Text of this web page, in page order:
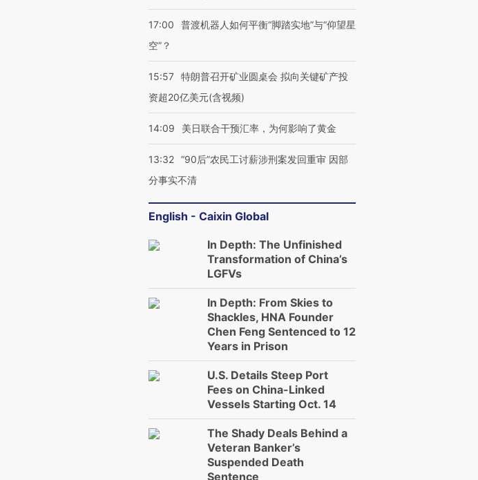
17:00
普渡机器人如何平衡“脚踏实地”与“仰望星
空”？
15:57 特朗普召开矿业圆桌会 拟向关键矿产投
资超20亿美元(含视频)
14:09 美日联合干预汇率，为何影响了黄金
13:32 “90后”农民工讨薪涉刑案发回重审 因部
分事实不清
English - Caixin Global
In Depth: The Unfinished
Transformation of China’s
LGFVs
In Depth: From Skies to
Shackles, HNA Founder
Chen Feng Sentenced to 12
Years in Prison
U.S. Details Steep Port
Fees on China-Linked
Vessels Starting Oct. 14
The Shady Deals Behind a
Veteran Banker’s
Suspended Death
Sentence